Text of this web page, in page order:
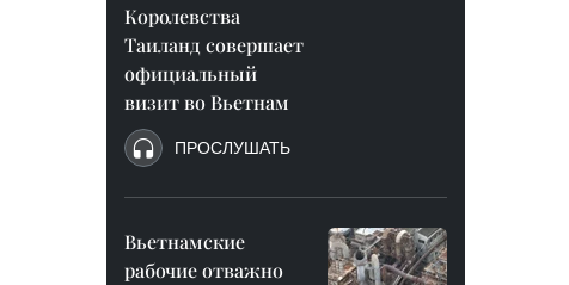
Королевства
Таиланд совершает
официальный
визит во Вьетнам
ПРОСЛУШАТЬ
Вьетнамские
рабочие отважно